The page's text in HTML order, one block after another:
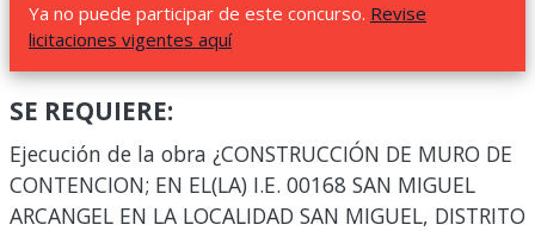
Ya no puede participar de este concurso. Revise
licitaciones vigentes aquí
SE REQUIERE:
Ejecución de la obra ¿CONSTRUCCIÓN DE MURO DE
CONTENCION; EN EL(LA) I.E. 00168 SAN MIGUEL
ARCANGEL EN LA LOCALIDAD SAN MIGUEL, DISTRITO